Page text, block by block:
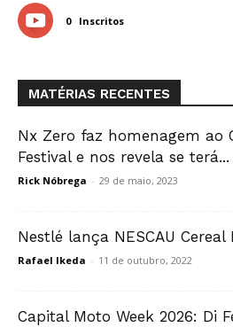
0 Inscritos
MATÉRIAS RECENTES
Nx Zero faz homenagem ao
Festival e nos revela se terá...
Rick Nóbrega - 29 de maio, 2023
Nestlé lança NESCAU Cereal
Rafael Ikeda - 11 de outubro, 2022
Capital Moto Week 2026: Di